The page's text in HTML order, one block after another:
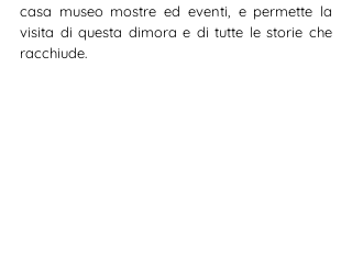
casa museo mostre ed eventi, e permette la
visita di questa dimora e di tutte le storie che
racchiude.